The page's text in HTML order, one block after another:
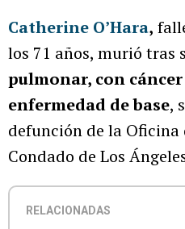
Catherine O’Hara,
los 71 años, murió tras
pulmonar, con
enfermedad de base,
defunción de la Oficina
Condado de Los
RELACIONADAS